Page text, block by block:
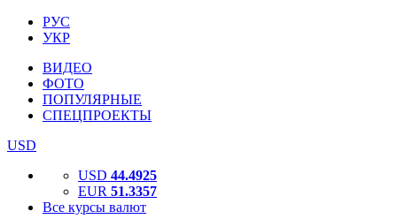
РУС
УКР
ВИДЕО
ФОТО
ПОПУЛЯРНЫЕ
СПЕЦПРОЕКТЫ
USD
USD 44.4925
EUR 51.3357
Все курсы валют